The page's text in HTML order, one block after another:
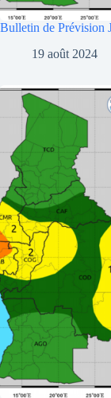
Bulletin de Prévision
19 août 2024